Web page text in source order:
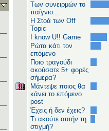
Των συνειρμών το
παίγνιο...
H Στοά των Off
Topic
I know U!! Game
Ρώτα κάτι τον
επόμενο
Ποιο τραγούδι
ακούσατε 5+ φορές
σήμερα?
Μάντεψε ποιος θα
κάνει το επόμενο
post
Έχεις ή δεν έχεις?
Τι ακούτε αυτήν τη
στιγμή?